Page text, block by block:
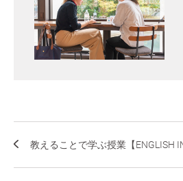
教えることで学ぶ授業【ENGLISH